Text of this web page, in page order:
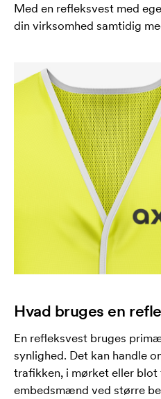
Med en refleksvest med
din virksomhed samtidig
Hvad bruges en
En refleksvest bruges
synlighed. Det kan handle
trafikken, i mørket eller blot
embedsmænd ved større